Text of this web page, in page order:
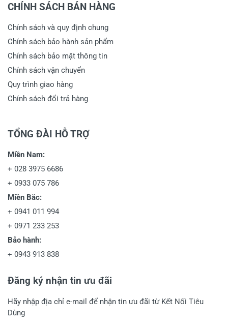
CHÍNH SÁCH BÁN HÀNG
Chính sách và quy định chung
Chính sách bảo hành sản phẩm
Chính sách bảo mật thông tin
Chính sách vận chuyển
Quy trình giao hàng
Chính sách đổi trả hàng
TỔNG ĐÀI HỖ TRỢ
Miền Nam:
+ 028 3975 6686
+ 0933 075 786
Miền Bắc:
+ 0941 011 994
+ 0971 233 253
Bảo hành:
+ 0943 913 838
Đăng ký nhận tin ưu đãi
Hãy nhập địa chỉ e-mail để nhận tin ưu đãi từ Kết Nối Tiêu
Dùng